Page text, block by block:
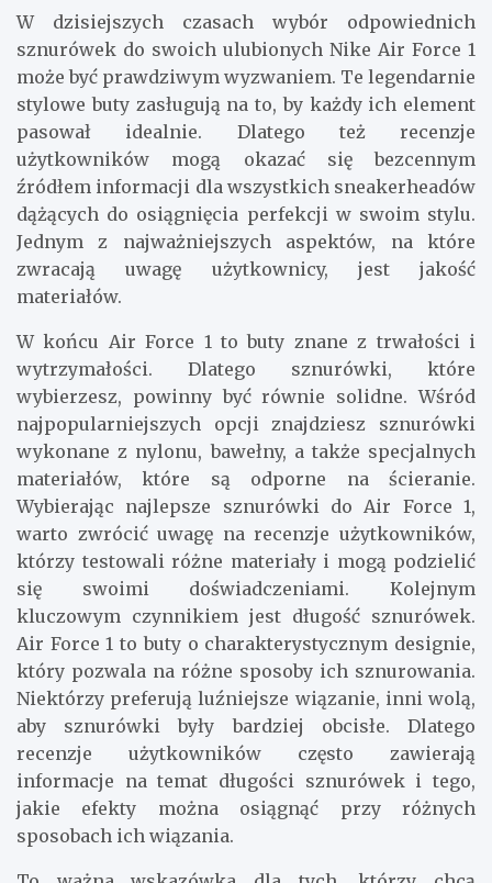
W dzisiejszych czasach wybór odpowiednich
sznurówek do swoich ulubionych Nike Air Force 1
może być prawdziwym wyzwaniem. Te legendarnie
stylowe buty zasługują na to, by każdy ich element
pasował idealnie. Dlatego też recenzje
użytkowników mogą okazać się bezcennym
źródłem informacji dla wszystkich sneakerheadów
dążących do osiągnięcia perfekcji w swoim stylu.
Jednym z najważniejszych aspektów, na które
zwracają uwagę użytkownicy, jest jakość
materiałów.
W końcu Air Force 1 to buty znane z trwałości i
wytrzymałości. Dlatego sznurówki, które
wybierzesz, powinny być równie solidne. Wśród
najpopularniejszych opcji znajdziesz sznurówki
wykonane z nylonu, bawełny, a także specjalnych
materiałów, które są odporne na ścieranie.
Wybierając najlepsze sznurówki do Air Force 1,
warto zwrócić uwagę na recenzje użytkowników,
którzy testowali różne materiały i mogą podzielić
się swoimi doświadczeniami. Kolejnym
kluczowym czynnikiem jest długość sznurówek.
Air Force 1 to buty o charakterystycznym designie,
który pozwala na różne sposoby ich sznurowania.
Niektórzy preferują luźniejsze wiązanie, inni wolą,
aby sznurówki były bardziej obcisłe. Dlatego
recenzje użytkowników często zawierają
informacje na temat długości sznurówek i tego,
jakie efekty można osiągnąć przy różnych
sposobach ich wiązania.